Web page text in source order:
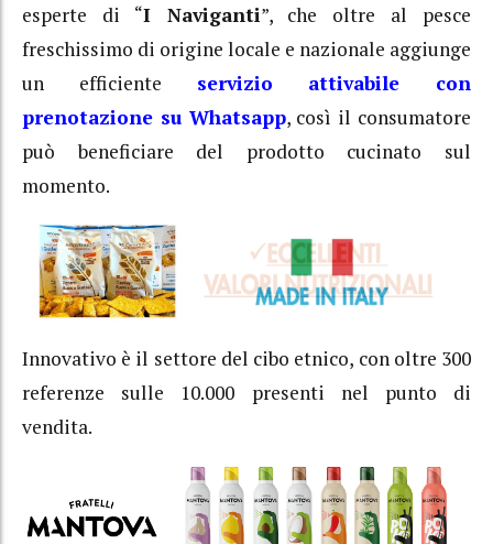
esperte di “I Naviganti”, che oltre al pesce
freschissimo di origine locale e nazionale aggiunge
un efficiente servizio attivabile con
prenotazione su Whatsapp, così il consumatore
può beneficiare del prodotto cucinato sul
momento.
Innovativo è il settore del cibo etnico, con oltre 300
referenze sulle 10.000 presenti nel punto di
vendita.